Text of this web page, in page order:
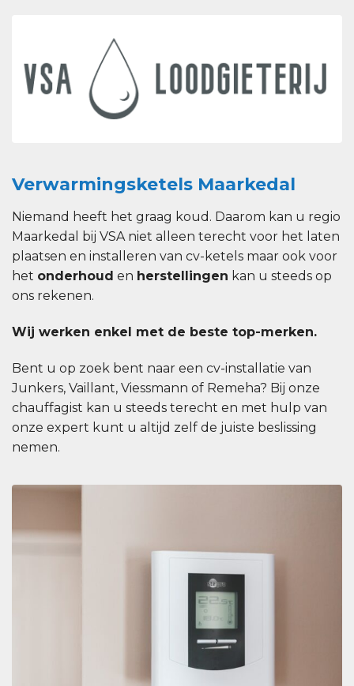
Verwarmingsketels Maarkedal
Niemand heeft het graag koud. Daarom kan u regio
Maarkedal bij VSA niet alleen terecht voor het laten
plaatsen en installeren van cv-ketels maar ook voor
het onderhoud en herstellingen kan u steeds op
ons rekenen.
Wij werken enkel met de beste top-merken.
Bent u op zoek bent naar een cv-installatie van
Junkers, Vaillant, Viessmann of Remeha? Bij onze
chauffagist kan u steeds terecht en met hulp van
onze expert kunt u altijd zelf de juiste beslissing
nemen.